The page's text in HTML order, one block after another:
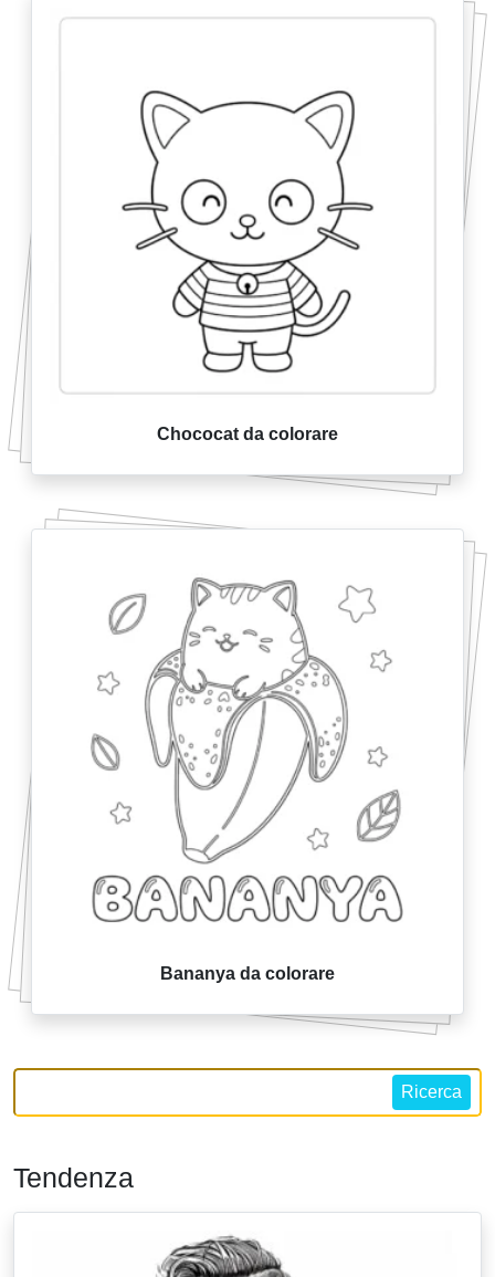
Chococat da colorare
Bananya da colorare
Ricerca
Tendenza